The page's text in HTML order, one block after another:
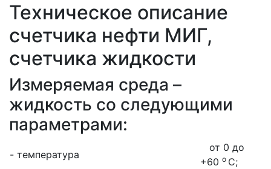
Техническое описание
счетчика нефти МИГ,
счетчика жидкости
Измеряемая среда –
жидкость со следующими
параметрами:
- температура
от 0 до
+60 о С;